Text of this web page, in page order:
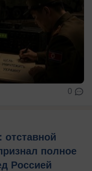
0
отставной
полное
Россией